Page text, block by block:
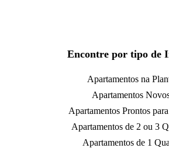
Encontre por tipo de
Apartamentos na
Apartamentos
Apartamentos Prontos
Apartamentos de 2 ou 3
Apartamentos de 1